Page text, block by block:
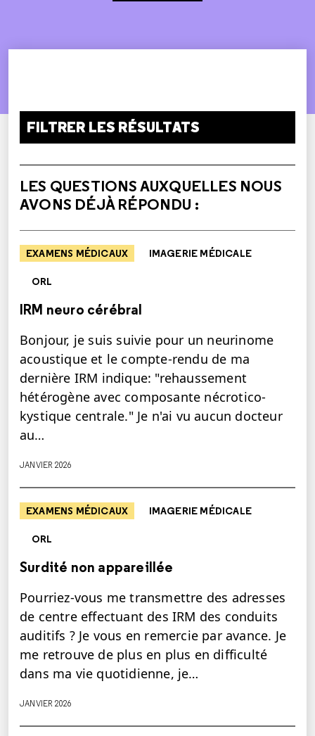
FILTRER LES RÉSULTATS
LES QUESTIONS AUXQUELLES NOUS
AVONS DÉJÀ RÉPONDU :
EXAMENS MÉDICAUX IMAGERIE MÉDICALE
ORL
IRM neuro cérébral
Bonjour, je suis suivie pour un neurinome
acoustique et le compte-rendu de ma
dernière IRM indique: "rehaussement
hétérogène avec composante nécrotico-
kystique centrale." Je n'ai vu aucun docteur
au…
JANVIER 2026
EXAMENS MÉDICAUX IMAGERIE MÉDICALE
ORL
Surdité non appareillée
Pourriez-vous me transmettre des adresses
de centre effectuant des IRM des conduits
auditifs ? Je vous en remercie par avance. Je
me retrouve de plus en plus en difficulté
dans ma vie quotidienne, je…
JANVIER 2026